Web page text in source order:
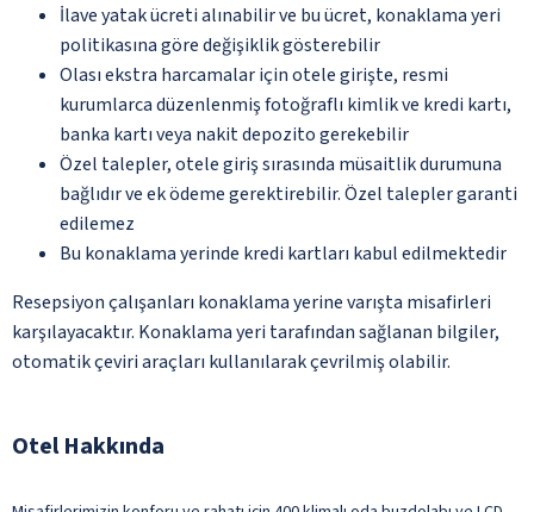
İlave yatak ücreti alınabilir ve bu ücret, konaklama yeri
politikasına göre değişiklik gösterebilir
Olası ekstra harcamalar için otele girişte, resmi
kurumlarca düzenlenmiş fotoğraflı kimlik ve kredi kartı,
banka kartı veya nakit depozito gerekebilir
Özel talepler, otele giriş sırasında müsaitlik durumuna
bağlıdır ve ek ödeme gerektirebilir. Özel talepler garanti
edilemez
Bu konaklama yerinde kredi kartları kabul edilmektedir
Resepsiyon çalışanları konaklama yerine varışta misafirleri
karşılayacaktır. Konaklama yeri tarafından sağlanan bilgiler,
otomatik çeviri araçları kullanılarak çevrilmiş olabilir.
Otel Hakkında